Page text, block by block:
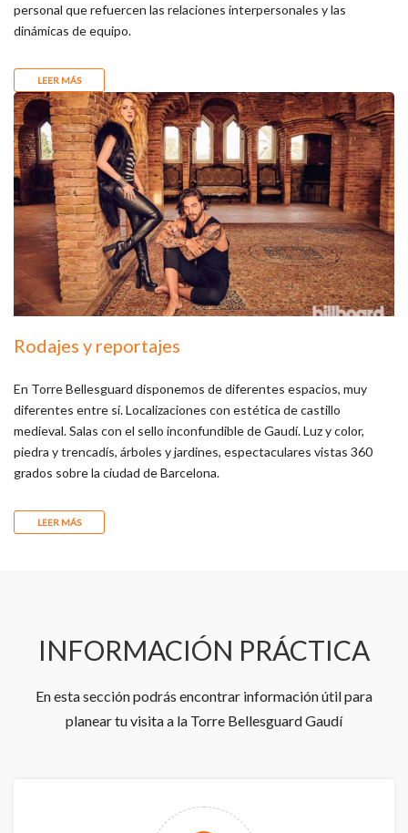
personal que refuercen las relaciones interpersonales y las
dinámicas de equipo.
LEER MÁS
Rodajes y reportajes
En Torre Bellesguard disponemos de diferentes espacios, muy
diferentes entre sí. Localizaciones con estética de castillo
medieval. Salas con el sello inconfundible de Gaudí. Luz y color,
piedra y trencadís, árboles y jardines, espectaculares vistas 360
grados sobre la ciudad de Barcelona.
LEER MÁS
INFORMACIÓN PRÁCTICA
En esta sección podrás encontrar información útil para
planear tu visita a la Torre Bellesguard Gaudí